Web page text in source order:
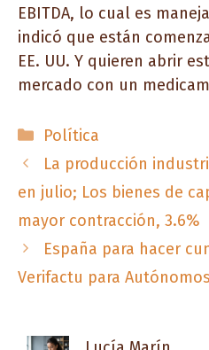
EBITDA, lo cual es
indicó que están
EE. UU. Y quieren abrir
mercado con un
Categorías
Política
La producción
en julio; Los bienes de
mayor contracción, 3.6%
España para hacer
Verifactu para